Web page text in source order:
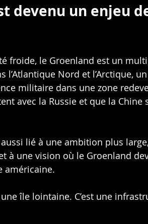
devenu un enjeu
froide, le Groenland est un
l’Atlantique Nord et l’Arctique,
militaire dans une zone
avec la Russie et que la Chine
lié à une ambition plus large,
à une vision où le Groenland
américaine.
île lointaine. C’est une